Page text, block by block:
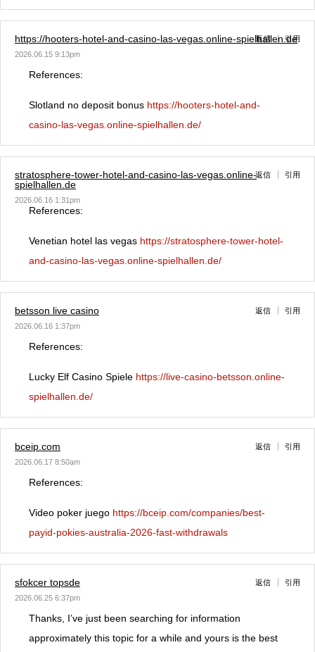
https://hooters-hotel-and-casino-las-vegas.online-spielhallen.de
2026.06.15 9:13pm
返信 引用
References:
Slotland no deposit bonus https://hooters-hotel-and-
casino-las-vegas.online-spielhallen.de/
stratosphere-tower-hotel-and-casino-las-vegas.online-
spielhallen.de
2026.06.16 1:31pm
返信 引用
References:
Venetian hotel las vegas https://stratosphere-tower-hotel-
and-casino-las-vegas.online-spielhallen.de/
betsson live casino
2026.06.16 1:37pm
返信 引用
References:
Lucky Elf Casino Spiele https://live-casino-betsson.online-
spielhallen.de/
bceip.com
2026.06.17 8:50am
返信 引用
References:
Video poker juego https://bceip.com/companies/best-
payid-pokies-australia-2026-fast-withdrawals
sfokcer topsde
2026.06.25 6:37pm
返信 引用
Thanks, I’ve just been searching for information
approximately this topic for a while and yours is the best